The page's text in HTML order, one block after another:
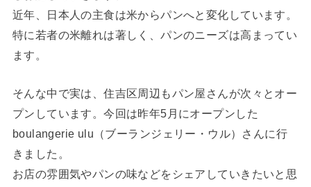
近年、日本人の主食は米からパンへと変化しています。
特に若者の米離れは著しく、パンのニーズは高まってい
ます。
そんな中で実は、住吉区周辺もパン屋さんが次々とオー
プンしています。今回は昨年5月にオープンした
boulangerie ulu（ブーランジェリー・ウル）さんに行
きました。
お店の雰囲気やパンの味などをシェアしていきたいと思